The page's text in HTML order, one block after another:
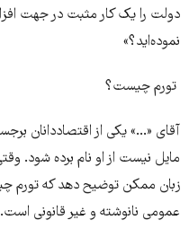
دولت را یک کار مثبت در جهت
نموده‌اید؟»
تورم چیست؟
آقای «...» یکی از اقتصاد‌دانان
مایل نیست از او نام برده شود.
زبان ممکن توضیح دهد که تورم
عمومی نانوشته و غیر قانونی است.